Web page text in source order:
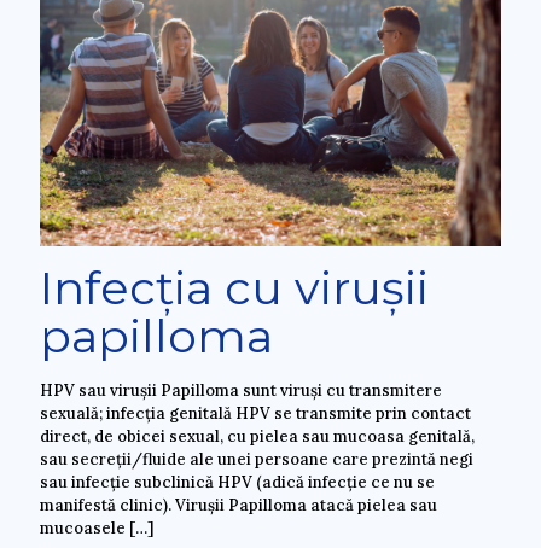
Infecția cu virușii
papilloma
HPV sau virușii Papilloma sunt viruși cu transmitere
sexuală; infecția genitală HPV se transmite prin contact
direct, de obicei sexual, cu pielea sau mucoasa genitală,
sau secreții/fluide ale unei persoane care prezintă negi
sau infecție subclinică HPV (adică infecție ce nu se
manifestă clinic). Virușii Papilloma atacă pielea sau
mucoasele […]